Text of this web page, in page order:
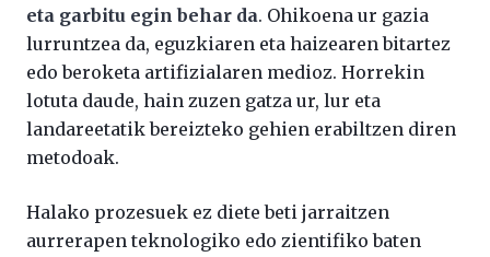
eta garbitu egin behar da. Ohikoena ur gazia
lurruntzea da, eguzkiaren eta haizearen bitartez
edo beroketa artifizialaren medioz. Horrekin
lotuta daude, hain zuzen gatza ur, lur eta
landareetatik bereizteko gehien erabiltzen diren
metodoak.
Halako prozesuek ez diete beti jarraitzen
aurrerapen teknologiko edo zientifiko baten